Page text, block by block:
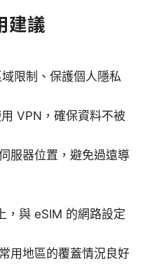
建議
限制、保護個人隱私
VPN，確保資料不被
服器位置，避免過遠導
，與 eSIM 的網路設定
用地區的覆蓋情況良好